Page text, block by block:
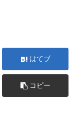
はてブ
コピー